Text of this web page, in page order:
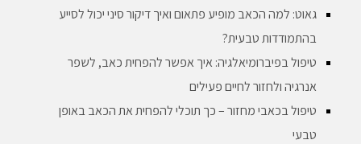
גאוט: למה הכאב מופיע פתאום ואיך דיקור סיני יכול לסייע
בהתמודדות טבעית?
טיפול בפיברומיאלגיה: איך אפשר להפחית כאב, לשפר
אנרגיה ולחזור לחיים פעילים
טיפול בכאבי מחזור – כך תוכלי להפחית את הכאב באופן
טבעי